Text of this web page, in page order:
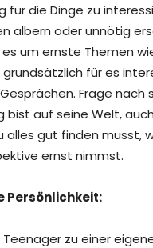
für die Dinge zu
albern oder unnötig
um ernste Themen
für es
Frage nach
bist auf seine Welt,
gut finden musst,
ernst nimmst.
Persönlichkeit:
Teenager zu einer